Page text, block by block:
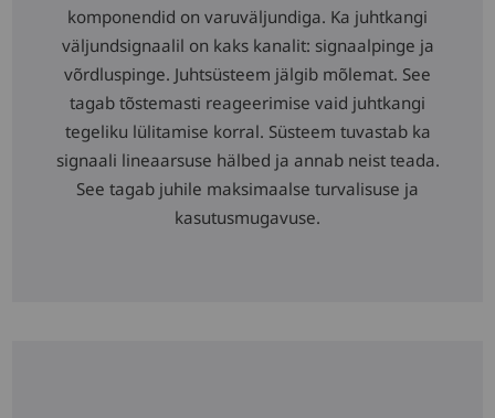
komponendid on varuväljundiga. Ka juhtkangi
väljundsignaalil on kaks kanalit: signaalpinge ja
võrdluspinge. Juhtsüsteem jälgib mõlemat. See
tagab tõstemasti reageerimise vaid juhtkangi
tegeliku lülitamise korral. Süsteem tuvastab ka
signaali lineaarsuse hälbed ja annab neist teada.
See tagab juhile maksimaalse turvalisuse ja
kasutusmugavuse.